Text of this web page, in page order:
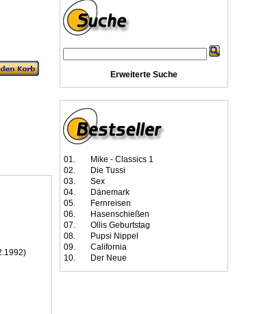
Erweiterte Suche
01.
Mike - Classics 1
02.
Die Tussi
03.
Sex
04.
Dänemark
05.
Fernreisen
06.
Hasenschießen
07.
Ollis Geburtstag
08.
Pupsi Nippel
09.
California
10.
Der Neue